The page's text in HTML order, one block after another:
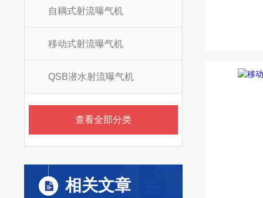
自耦式射流曝气机
移动式射流曝气机
QSB潜水射流曝气机
查看全部分类
相关文章